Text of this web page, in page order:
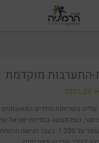
התערבות מוקדמת
בשכיחות הילדים המאובחנים
כשלמעשה במדינת ישראל
הסובלים מהפרעות אלו עומד על 1:200.